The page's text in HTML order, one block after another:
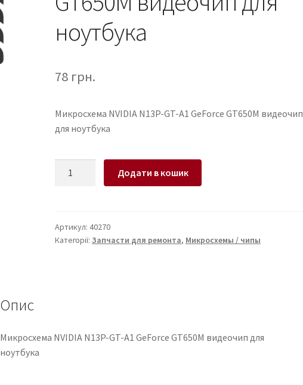
ноутбука
78 грн.
Микросхема NVIDIA N13P-GT-A1 GeForce GT650M видеочип
для ноутбука
A1
GeForce
Додати в кошик
Артикул:40270
Категорії:Запчасти для ремонта, Микросхемы / чипы
Опис
Микросхема NVIDIA N13P-GT-A1 GeForce GT650M видеочип для
ноутбука